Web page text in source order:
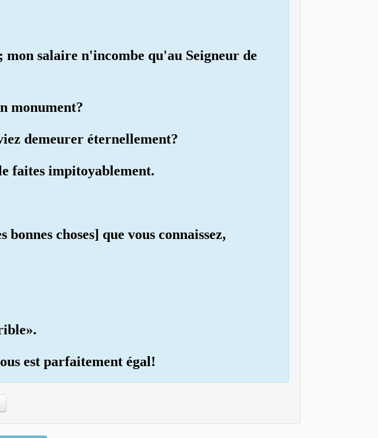
mon salaire n'incombe qu'au Seigneur de
monument?
demeurer éternellement?
faites impitoyablement.
choses] que vous connaissez,
est parfaitement égal!